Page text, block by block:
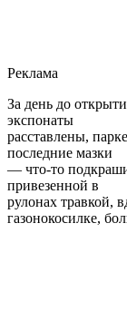
Реклама
За день до
экспонаты
расставлены,
последние мазки
— что-то
привезенной в
рулонах травкой,
газонокосилке,